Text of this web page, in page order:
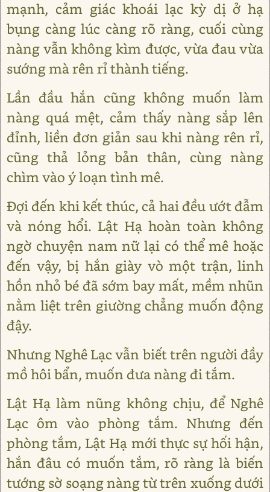
mạnh, cảm giác khoái lạc kỳ dị ở hạ
bụng càng lúc càng rõ ràng, cuối cùng
nàng vẫn không kìm được, vừa đau vừa
sướng mà rên rỉ thành tiếng.
Lần đầu hắn cũng không muốn làm
nàng quá mệt, cảm thấy nàng sắp lên
đỉnh, liền đơn giản sau khi nàng rên rỉ,
cũng thả lỏng bản thân, cùng nàng
chìm vào ý loạn tình mê.
Đợi đến khi kết thúc, cả hai đều ướt đẫm
và nóng hổi. Lật Hạ hoàn toàn không
ngờ chuyện nam nữ lại có thể mê hoặc
đến vậy, bị hắn giày vò một trận, linh
hồn nhỏ bé đã sớm bay mất, mềm nhũn
nằm liệt trên giường chẳng muốn động
đậy.
Nhưng Nghê Lạc vẫn biết trên người đầy
mồ hôi bẩn, muốn đưa nàng đi tắm.
Lật Hạ làm nũng không chịu, để Nghê
Lạc ôm vào phòng tắm. Nhưng đến
phòng tắm, Lật Hạ mới thực sự hối hận,
hắn đâu có muốn tắm, rõ ràng là biến
tướng sờ soạng nàng từ trên xuống dưới